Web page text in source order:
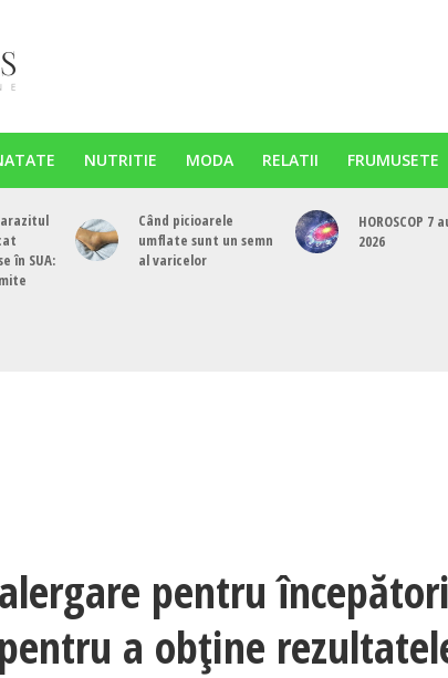
NUTRITIE MODA RELATII FRUMUSETE
în SUA:
Când picioarele
umflate sunt un semn
al varicelor
HOROSCOP 7
2026
pentru
pentru a obține